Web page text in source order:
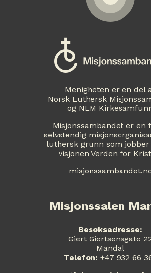
Menigheten er en del
Norsk Luthersk
og NLM
Misjonssambandet er en
selvstendig
luthersk grunn som
visjonen Verden for
misjonssambandet.no
Misjonssalen
Besøksadresse:
Giert Giertsensgate 22
Mandal
Telefon: +47 932 66